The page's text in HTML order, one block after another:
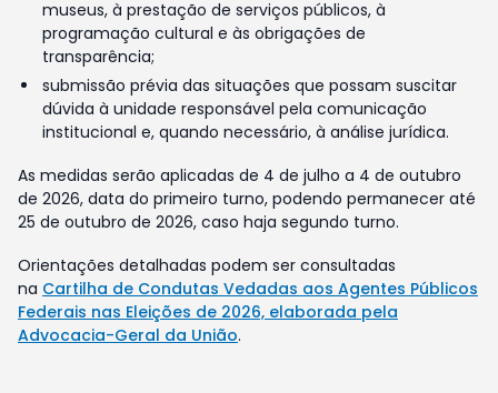
museus, à prestação de serviços públicos, à
programação cultural e às obrigações de
transparência;
submissão prévia das situações que possam suscitar
dúvida à unidade responsável pela comunicação
institucional e, quando necessário, à análise jurídica.
As medidas serão aplicadas de 4 de julho a 4 de outubro
de 2026, data do primeiro turno, podendo permanecer até
25 de outubro de 2026, caso haja segundo turno.
Orientações detalhadas podem ser consultadas
na Cartilha de Condutas Vedadas aos Agentes Públicos
Federais nas Eleições de 2026, elaborada pela
Advocacia-Geral da União.